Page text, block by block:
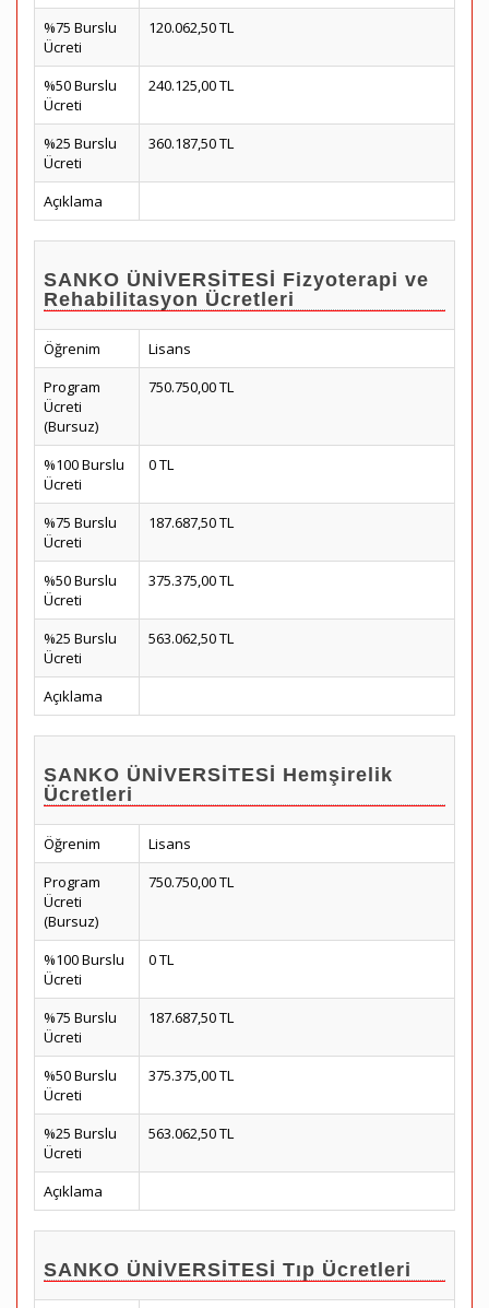
%75 Burslu
Ücreti
120.062,50 TL
%50 Burslu
Ücreti
240.125,00 TL
%25 Burslu
Ücreti
360.187,50 TL
Açıklama
SANKO ÜNİVERSİTESİ Fizyoterapi ve
Rehabilitasyon Ücretleri
Öğrenim
Lisans
Program
Ücreti
(Bursuz)
750.750,00 TL
%100 Burslu
Ücreti
0 TL
%75 Burslu
Ücreti
187.687,50 TL
%50 Burslu
Ücreti
375.375,00 TL
%25 Burslu
Ücreti
563.062,50 TL
Açıklama
SANKO ÜNİVERSİTESİ Hemşirelik
Ücretleri
Öğrenim
Lisans
Program
Ücreti
(Bursuz)
750.750,00 TL
%100 Burslu
Ücreti
0 TL
%75 Burslu
Ücreti
187.687,50 TL
%50 Burslu
Ücreti
375.375,00 TL
%25 Burslu
Ücreti
563.062,50 TL
Açıklama
SANKO ÜNİVERSİTESİ Tıp Ücretleri